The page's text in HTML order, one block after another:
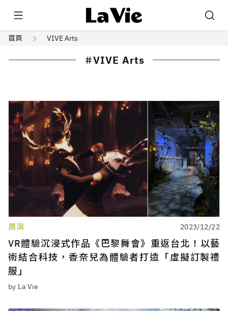
首頁 VIVE Arts
VIVE Arts
展演 2023/12/22
VR體驗沉浸式作品《巴黎舞會》重返台北！以藝
術結合科技，香奈兒為體驗者打造「虛擬訂製禮
服」
by La Vie